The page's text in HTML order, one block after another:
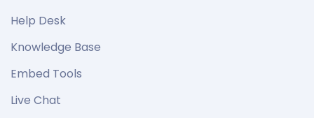
Help Desk
Knowledge Base
Embed Tools
Live Chat